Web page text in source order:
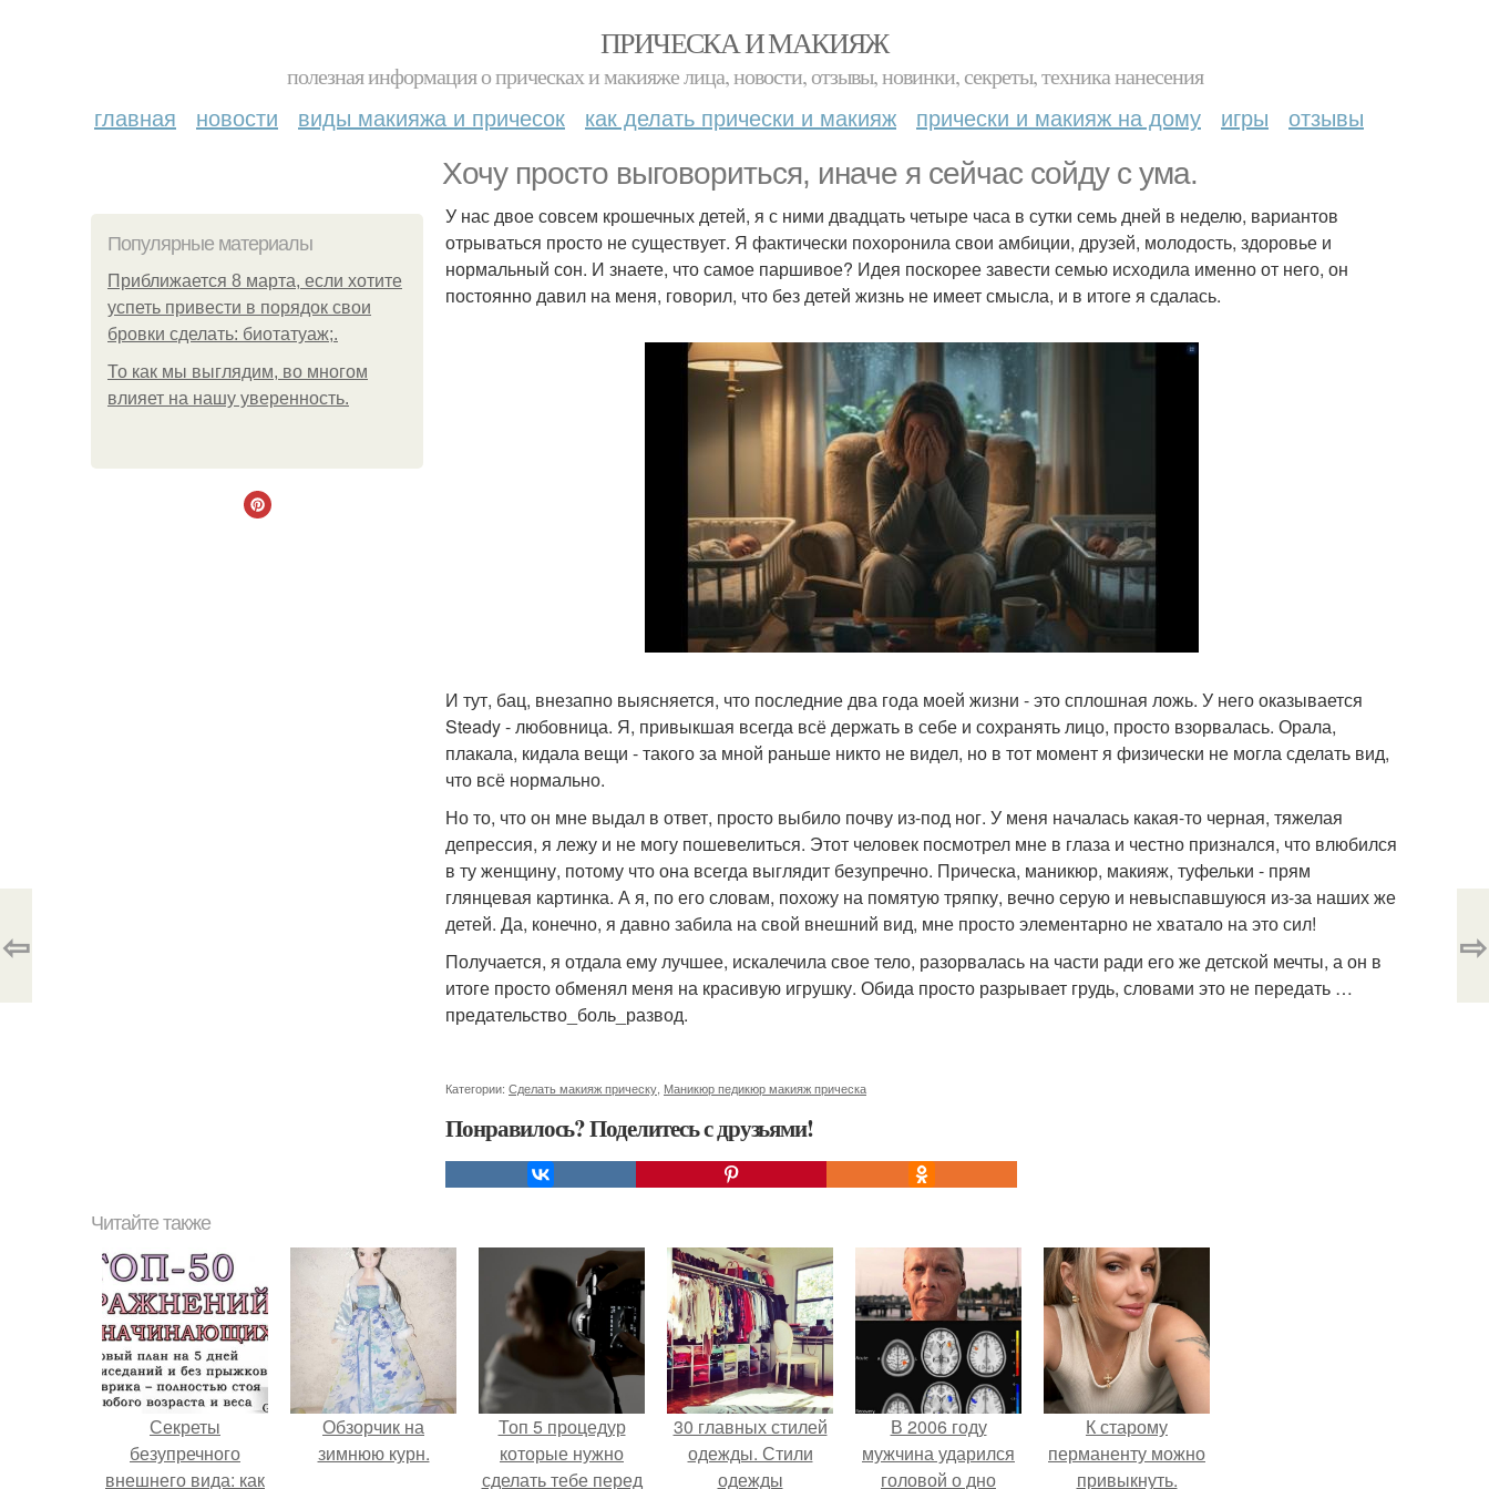
ПРИЧЕСКА И МАКИЯЖ
полезная информация о прическах и макияже лица, новости, отзывы, новинки, секреты, техника нанесения
главная новости виды макияжа и причесок как делать прически и макияж прически и макияж на дому игры отзывы
Хочу просто выговориться, иначе я сейчас сойду с ума.
Популярные материалы
Приближается 8 марта, если хотите
успеть привести в порядок свои
бровки сделать: биотатуаж;.
То как мы выглядим, во многом
влияет на нашу уверенность.
У нас двое совсем крошечных детей, я с ними двадцать четыре часа в сутки семь дней в неделю, вариантов
отрываться просто не существует. Я фактически похоронила свои амбиции, друзей, молодость, здоровье и
нормальный сон. И знаете, что самое паршивое? Идея поскорее завести семью исходила именно от него, он
постоянно давил на меня, говорил, что без детей жизнь не имеет смысла, и в итоге я сдалась.
И тут, бац, внезапно выясняется, что последние два года моей жизни - это сплошная ложь. У него оказывается
Steady - любовница. Я, привыкшая всегда всё держать в себе и сохранять лицо, просто взорвалась. Орала,
плакала, кидала вещи - такого за мной раньше никто не видел, но в тот момент я физически не могла сделать вид,
что всё нормально.
Но то, что он мне выдал в ответ, просто выбило почву из-под ног. У меня началась какая-то черная, тяжелая
депрессия, я лежу и не могу пошевелиться. Этот человек посмотрел мне в глаза и честно признался, что влюбился
в ту женщину, потому что она всегда выглядит безупречно. Прическа, маникюр, макияж, туфельки - прям
глянцевая картинка. А я, по его словам, похожу на помятую тряпку, вечно серую и невыспавшуюся из-за наших же
детей. Да, конечно, я давно забила на свой внешний вид, мне просто элементарно не хватало на это сил!
Получается, я отдала ему лучшее, искалечила свое тело, разорвалась на части ради его же детской мечты, а он в
итоге просто обменял меня на красивую игрушку. Обида просто разрывает грудь, словами это не передать …
предательство_боль_развод.
Категории: Сделать макияж прическу Маникюр педикюр макияж прическа
Понравилось? Поделитесь с друзьями!
⇦ ⇨
Читайте также
Секреты
безупречного
внешнего вида: как
Обзорчик на
зимнюю курн.
Топ 5 процедур
которые нужно
сделать тебе перед
30 главных стилей
одежды. Стили
одежды
В 2006 году
мужчина ударился
головой о дно
К старому
перманенту можно
привыкнуть.